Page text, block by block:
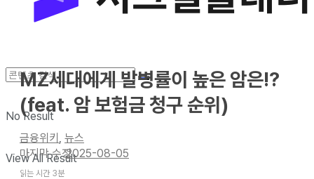
No Result
View All Result
MZ세대에게 발병률이 높은 암은!?
(feat. 암 보험금 청구 순위)
금융위키
뉴스
2025-08-05
읽는 시간 3분